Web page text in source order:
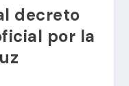
decreto
por la